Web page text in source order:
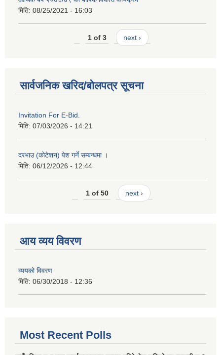
मिति: 08/25/2021 - 16:03
1 of 3 next ›
सार्वजनिक खरिद/बोलपत्र सूचना
Invitation For E-Bid.
मिति: 07/03/2026 - 14:21
दरभाउ (कोटेशन) पेश गर्ने सम्बन्धमा ।
मिति: 06/12/2026 - 12:44
1 of 50 next ›
आय व्यय विवरण
व्ययको विवरण
मिति: 06/30/2018 - 12:36
Most Recent Polls